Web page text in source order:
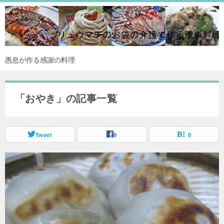
愚息が作る感謝の料理
「おやき」の記事一覧
Tweet 0 0